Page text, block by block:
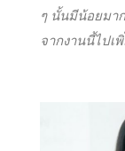
ๆ นั้นมีน้อยมา
จากงานนี้ไปเ